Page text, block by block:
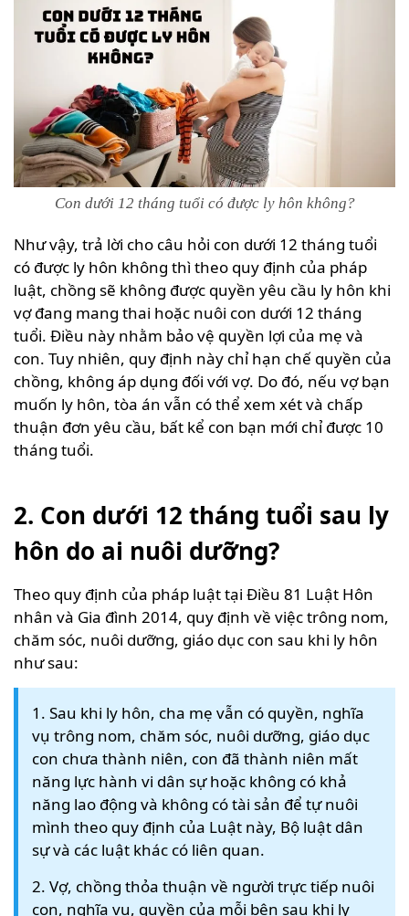
Con dưới 12 tháng tuổi có được ly hôn không?
Như vậy, trả lời cho câu hỏi con dưới 12 tháng tuổi
có được ly hôn không thì theo quy định của pháp
luật, chồng sẽ không được quyền yêu cầu ly hôn khi
vợ đang mang thai hoặc nuôi con dưới 12 tháng
tuổi. Điều này nhằm bảo vệ quyền lợi của mẹ và
con. Tuy nhiên, quy định này chỉ hạn chế quyền của
chồng, không áp dụng đối với vợ. Do đó, nếu vợ bạn
muốn ly hôn, tòa án vẫn có thể xem xét và chấp
thuận đơn yêu cầu, bất kể con bạn mới chỉ được 10
tháng tuổi.
2. Con dưới 12 tháng tuổi sau ly
hôn do ai nuôi dưỡng?
Theo quy định của pháp luật tại Điều 81 Luật Hôn
nhân và Gia đình 2014, quy định về việc trông nom,
chăm sóc, nuôi dưỡng, giáo dục con sau khi ly hôn
như sau:
1. Sau khi ly hôn, cha mẹ vẫn có quyền, nghĩa
vụ trông nom, chăm sóc, nuôi dưỡng, giáo dục
con chưa thành niên, con đã thành niên mất
năng lực hành vi dân sự hoặc không có khả
năng lao động và không có tài sản để tự nuôi
mình theo quy định của Luật này, Bộ luật dân
sự và các luật khác có liên quan.
2. Vợ, chồng thỏa thuận về người trực tiếp nuôi
con, nghĩa vụ, quyền của mỗi bên sau khi ly